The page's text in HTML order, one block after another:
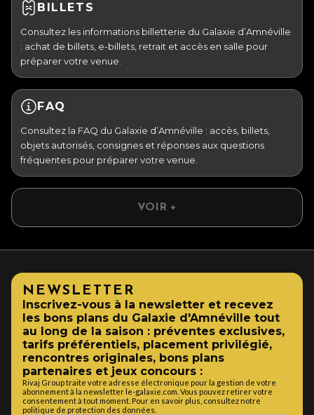
BILLETS
Consultez les informations billetterie du Galaxie d’Amnéville
: achat de billets, e-billets, retrait et accès en salle pour
préparer votre venue.
FAQ
Consultez la FAQ du Galaxie d’Amnéville : accès, billets,
objets autorisés, consignes et réponses aux questions
fréquentes pour préparer votre venue.
VOIR +
NEWSLETTER
Inscrivez-vous à la newsletter et recevez
les bons plans du Galaxie d'Amnéville tout
au long de la saison : préventes exclusives,
tarifs préférentiels, placement privilégié,
rencontres originales, bons plans
partenaires et jeux concours :
Rivaj Group traite votre adresse électronique pour la gestion de votre
abonnement à la newsletter le-galaxie.com. Vous pouvez retirer votre
consentement à tout moment. Pour en savoir plus, consultez notre
politique de protection des données.